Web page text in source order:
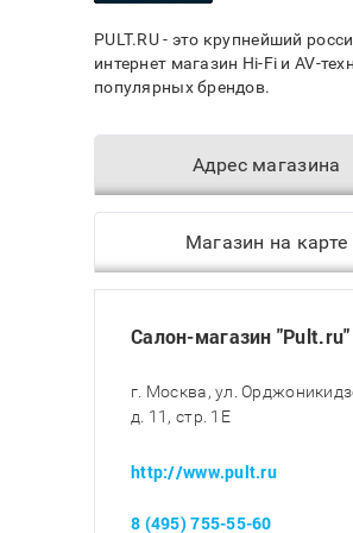
PULT.RU - это крупнейший
интернет магазин Hi-Fi и AV-
популярных брендов.
Адрес магазина
Магазин на карте
Салон-магазин "Pult.ru"
г. Москва, ул.
д. 11, стр. 1E
http://www.pult.ru
8 (495) 755-55-60